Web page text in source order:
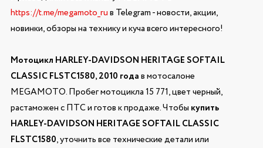
https://t.me/megamoto_ruв Telegram - новости, акции,
новинки, обзоры на технику и куча всего интересного!
Мотоцикл HARLEY-DAVIDSON HERITAGE SOFTAIL
CLASSIC FLSTC1580, 2010 годав мотосалоне
MEGAMOTO. Пробег мотоцикла 15 771, цвет черный,
растаможен с ПТС и готов к продаже. Чтобы купить
HARLEY-DAVIDSON HERITAGE SOFTAIL CLASSIC
FLSTC1580, уточнить все технические детали или